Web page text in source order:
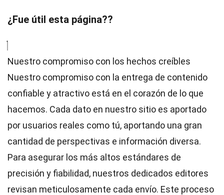
¿Fue útil esta página??
Nuestro compromiso con los hechos creíbles
Nuestro compromiso con la entrega de contenido
confiable y atractivo está en el corazón de lo que
hacemos. Cada dato en nuestro sitio es aportado
por usuarios reales como tú, aportando una gran
cantidad de perspectivas e información diversa.
Para asegurar los más altos estándares de
precisión y fiabilidad, nuestros dedicados editores
revisan meticulosamente cada envío. Este proceso